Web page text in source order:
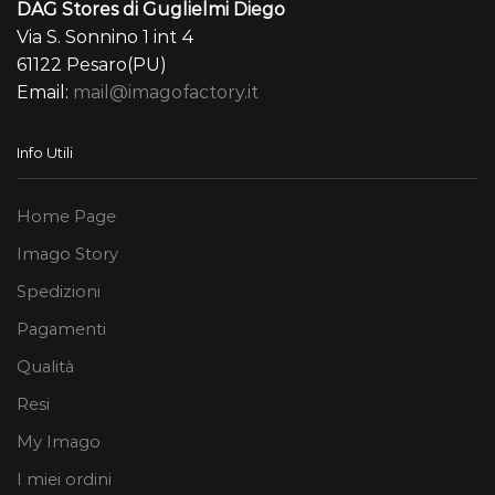
DAG Stores di Guglielmi Diego
Via S. Sonnino 1 int 4
61122 Pesaro(PU)
Email: mail@imagofactory.it
Info Utili
Home Page
Imago Story
Spedizioni
Pagamenti
Qualità
Resi
My Imago
I miei ordini